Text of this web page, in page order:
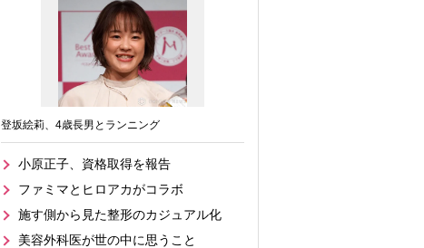
登坂絵莉、4歳長男とランニング
小原正子、資格取得を報告
ファミマとヒロアカがコラボ
施す側から見た整形のカジュアル化
美容外科医が世の中に思うこと